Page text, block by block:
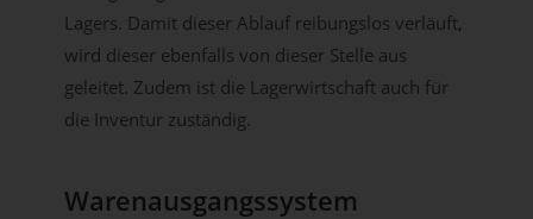
Lagers. Damit dieser Ablauf reibungslos verläuft,
wird dieser ebenfalls von dieser Stelle aus
geleitet. Zudem ist die Lagerwirtschaft auch für
die Inventur zuständig.
Warenausgangssystem